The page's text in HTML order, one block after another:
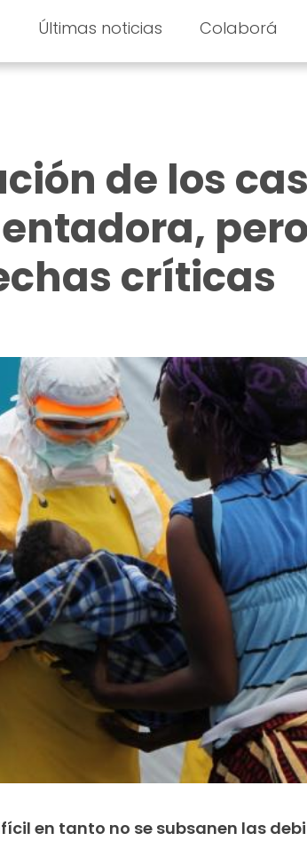
Últimas noticias Colaborá
de los
críticas
en tanto no se subsanen las